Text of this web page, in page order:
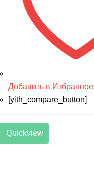
Добавить в Избранное
[yith_compare_button]
Quickview